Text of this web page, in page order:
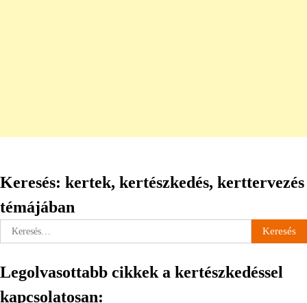
Keresés: kertek, kertészkedés, kerttervezés
témájában
Keresés:
Legolvasottabb cikkek a kertészkedéssel
kapcsolatosan: